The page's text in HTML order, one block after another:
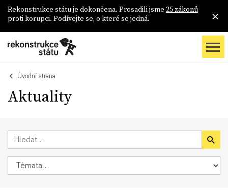
Rekonstrukce státu je dokončena. Prosadili jsme 25 zákonů
proti korupci. Podívejte se, o které se jedná.
Úvodní strana
Aktuality